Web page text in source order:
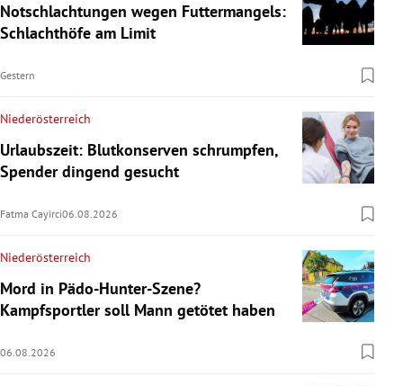
Notschlachtungen wegen Futtermangels:
Schlachthöfe am Limit
Gestern
Niederösterreich
Urlaubszeit: Blutkonserven schrumpfen,
Spender dingend gesucht
Fatma Cayirci06.08.2026
Niederösterreich
Mord in Pädo-Hunter-Szene?
Kampfsportler soll Mann getötet haben
06.08.2026